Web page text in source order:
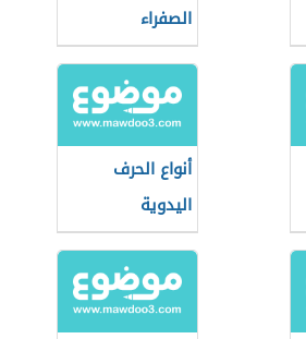
الصفراء
أنواع الحرف
اليدوية